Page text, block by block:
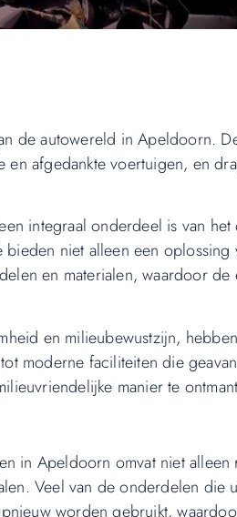
de autowereld in Apeldoorn.
afgedankte voertuigen, en
integraal onderdeel is van
bieden niet alleen een
en materialen, waardoor
en milieubewustzijn,
moderne faciliteiten die
manier te
in Apeldoorn omvat niet
Veel van de onderdelen die
worden gebruikt,